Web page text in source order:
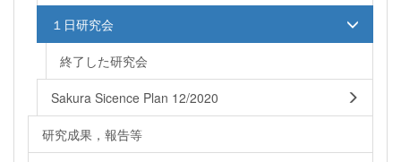
１日研究会
終了した研究会
Sakura Sicence Plan 12/2020
研究成果，報告等